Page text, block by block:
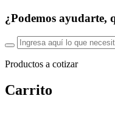
¿Podemos ayudarte,
Productos a cotizar
Carrito